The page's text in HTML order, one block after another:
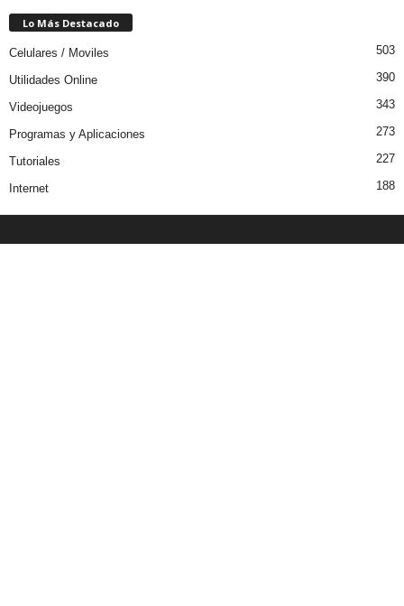
Lo Más Destacado
Celulares / Moviles 503
Utilidades Online 390
Videojuegos 343
Programas y Aplicaciones 273
Tutoriales 227
Internet 188